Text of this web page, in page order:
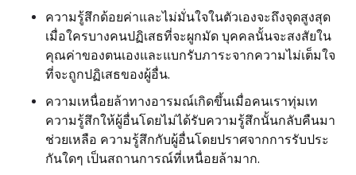
ความรู้สึกด้อยค่าและไม่มั่นใจในตัวเองจะถึงจุดสูงสุด
เมื่อใครบางคนปฏิเสธที่จะผูกมัด บุคคลนั้นจะสงสัยใน
คุณค่าของตนเองและแบกรับภาระจากความไม่เต็มใจ
ที่จะถูกปฏิเสธของผู้อื่น.
ความเหนื่อยล้าทางอารมณ์เกิดขึ้นเมื่อคนเราทุ่มเท
ความรู้สึกให้ผู้อื่นโดยไม่ได้รับความรู้สึกนั้นกลับคืนมา
ช่วยเหลือ ความรู้สึกกับผู้อื่นโดยปราศจากการรับประ
กันใดๆ เป็นสถานการณ์ที่เหนื่อยล้ามาก.